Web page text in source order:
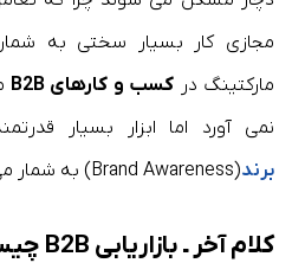
مجازی کار بسیار سختی به
مارکتینگ در کسب و کارهای B2B
نمی آورد اما ابزار بسیار
برند(Brand Awareness) به شمار می رود.
کلام آخر ـ بازاریابی B2B چیست؟